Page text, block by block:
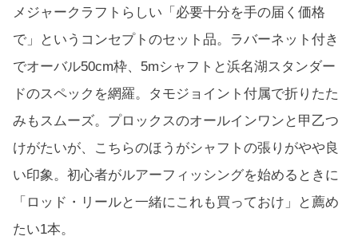
メジャークラフトらしい「必要十分を手の届く価格
で」というコンセプトのセット品。ラバーネット付き
でオーバル50cm枠、5mシャフトと浜名湖スタンダー
ドのスペックを網羅。タモジョイント付属で折りたた
みもスムーズ。プロックスのオールインワンと甲乙つ
けがたいが、こちらのほうがシャフトの張りがやや良
い印象。初心者がルアーフィッシングを始めるときに
「ロッド・リールと一緒にこれも買っておけ」と薦め
たい1本。